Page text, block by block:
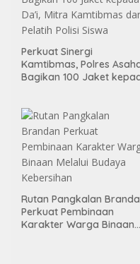
Perkuat Sinergi
Kamtibmas, Polres
Bagikan 100 Jaket
Rutan Pangkalan
Perkuat Pembinaan
Karakter Warga Binaan